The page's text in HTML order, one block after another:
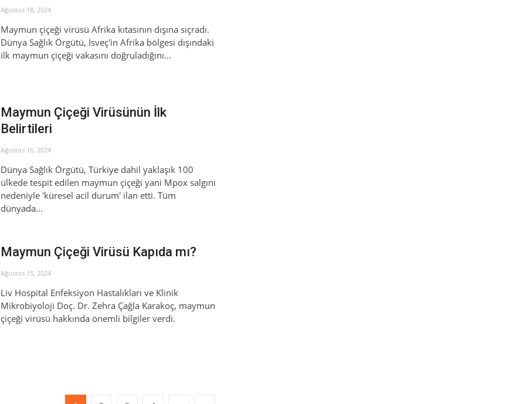
Ağustos 18, 2024
Maymun çiçeği virüsü Afrika kıtasının dışına sıçradı.
Dünya Sağlık Örgütü, İsveç'in Afrika bölgesi dışındaki
ilk maymun çiçeği vakasını doğruladığını...
Maymun Çiçeği Virüsünün İlk
Belirtileri
Ağustos 16, 2024
Dünya Sağlık Örgütü, Türkiye dahil yaklaşık 100
ülkede tespit edilen maymun çiçeği yani Mpox salgını
nedeniyle 'küresel acil durum' ilan etti. Tüm
dünyada...
Maymun Çiçeği Virüsü Kapıda mı?
Ağustos 15, 2024
Liv Hospital Enfeksiyon Hastalıkları ve Klinik
Mikrobiyoloji Doç. Dr. Zehra Çağla Karakoç, maymun
çiçeği virüsü hakkında önemli bilgiler verdi.